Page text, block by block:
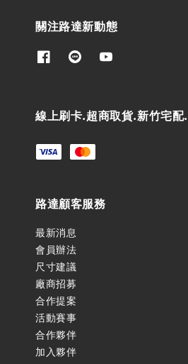
關注路達新動態
線上刷卡.超商取貨.新竹宅配
路達顧客服務
最新消息
會員辦法
尺寸建議
廠商招募
合作提案
活動賽事
合作夥伴
加入夥伴